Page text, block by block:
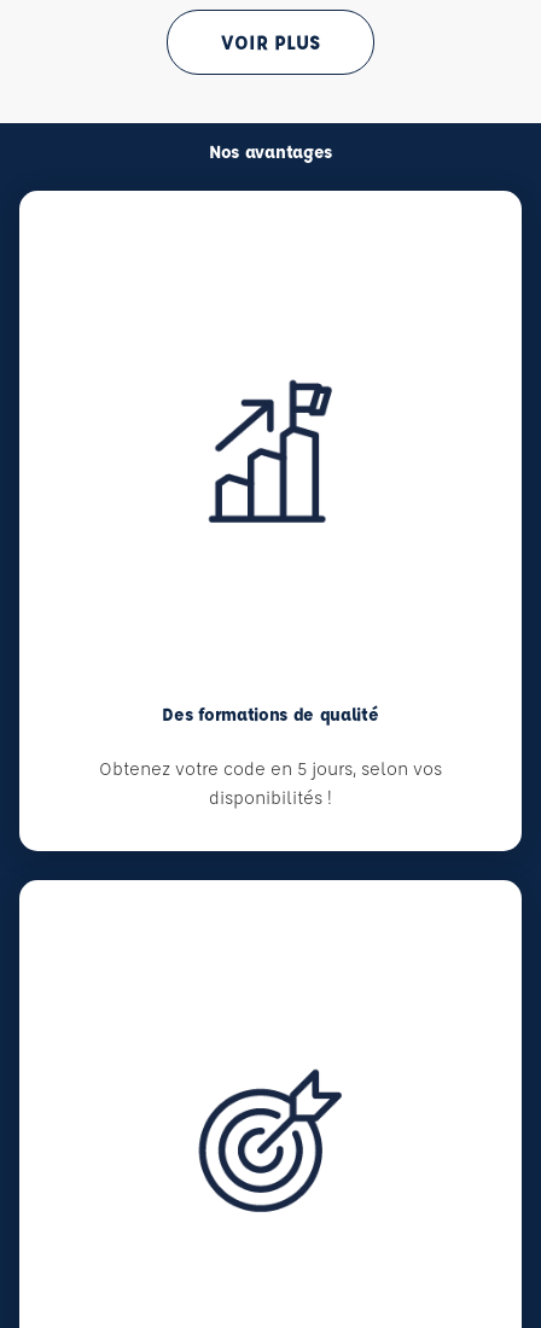
VOIR PLUS
Nos avantages
Des formations de qualité
Obtenez votre code en 5 jours, selon vos
disponibilités !